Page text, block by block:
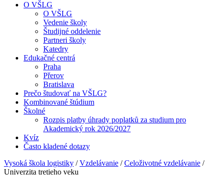
O VŠLG
O VŠLG
Vedenie školy
Študijné oddelenie
Partneri školy
Katedry
Edukačné centrá
Praha
Přerov
Bratislava
Prečo študovať na VŠLG?
Kombinované štúdium
Školné
Rozpis platby úhrady poplatků za studium pro
Akademický rok 2026/2027
Kvíz
Často kladené dotazy
Vysoká škola logistiky /Vzdelávanie /Celoživotné vzdelávanie /
Univerzita tretieho veku